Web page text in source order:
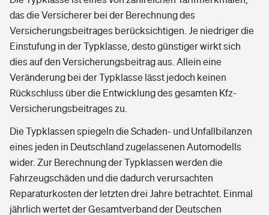
das die Versicherer bei der Berechnung des
Versicherungsbeitrages berücksichtigen. Je niedriger die
Einstufung in der Typklasse, desto günstiger wirkt sich
dies auf den Versicherungsbeitrag aus. Allein eine
Veränderung bei der Typklasse lässt jedoch keinen
Rückschluss über die Entwicklung des gesamten Kfz-
Versicherungsbeitrages zu.
Die Typklassen spiegeln die Schaden- und Unfallbilanzen
eines jeden in Deutschland zugelassenen Automodells
wider. Zur Berechnung der Typklassen werden die
Fahrzeugschäden und die dadurch verursachten
Reparaturkosten der letzten drei Jahre betrachtet. Einmal
jährlich wertet der Gesamtverband der Deutschen